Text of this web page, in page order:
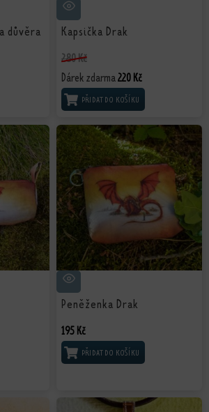
důvěra Kapsička Drak
280Kč
Dárek zdarma220 Kč
PŘIDAT DO KOŠÍKU
Peněženka Drak
195 Kč
PŘIDAT DO KOŠÍKU